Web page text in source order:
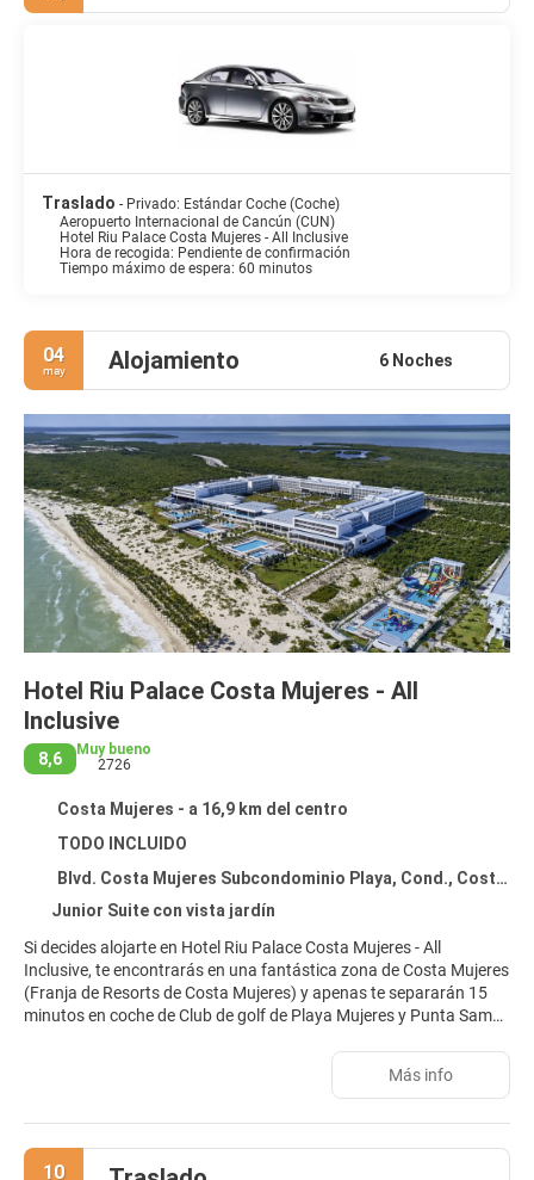
Traslado - Privado: Estándar Coche (Coche)
Aeropuerto Internacional de Cancún (CUN)
Hotel Riu Palace Costa Mujeres - All Inclusive
Hora de recogida: Pendiente de confirmación
Tiempo máximo de espera: 60 minutos
04
may Alojamiento 6 Noches
Hotel Riu Palace Costa Mujeres - All
Inclusive
8,6
Muy bueno
2726
Costa Mujeres - a 16,9 km del centro
TODO INCLUIDO
Blvd. Costa Mujeres Subcondominio Playa, Cond., Costa Mujeres 77400
Junior Suite con vista jardín
Si decides alojarte en Hotel Riu Palace Costa Mujeres - All
Inclusive, te encontrarás en una fantástica zona de Costa Mujeres
(Franja de Resorts de Costa Mujeres) y apenas te separarán 15
minutos en coche de Club de golf de Playa Mujeres y Punta Sam
encuentra a 24,6 km de Playa Langosta y a 32,5 km de Playas de
Relájate en el spa completo, que ofrece masajes y tratamientos
faciales. La diversión está asegurada en este alojamiento, que
ofrece 5 piscinas al aire libre, un parque acuático de acceso
Más info
10